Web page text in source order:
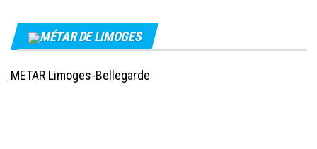
MÉTAR DE LIMOGES
METAR Limoges-Bellegarde